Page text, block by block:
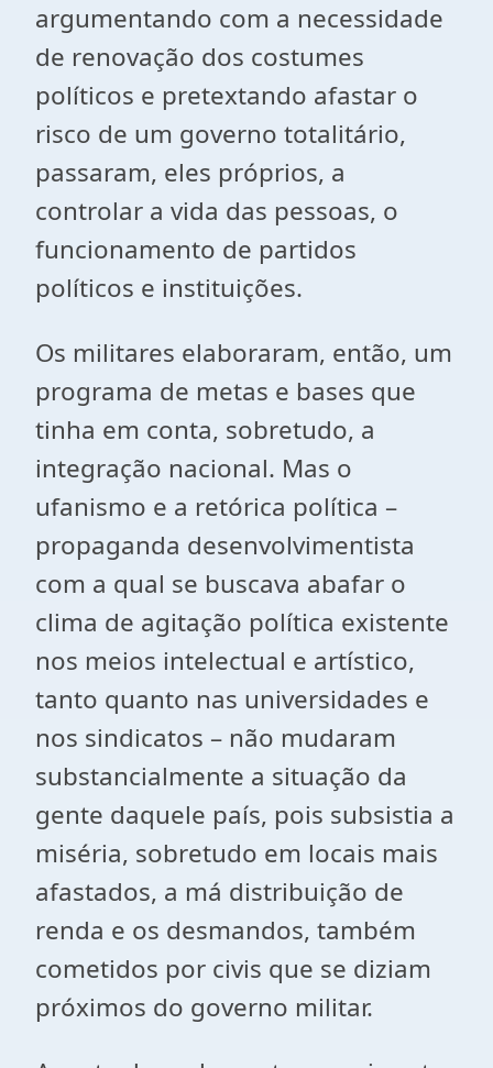
argumentando com a necessidade
de renovação dos costumes
políticos e pretextando afastar o
risco de um governo totalitário,
passaram, eles próprios, a
controlar a vida das pessoas, o
funcionamento de partidos
políticos e instituições.
Os militares elaboraram, então, um
programa de metas e bases que
tinha em conta, sobretudo, a
integração nacional. Mas o
ufanismo e a retórica política –
propaganda desenvolvimentista
com a qual se buscava abafar o
clima de agitação política existente
nos meios intelectual e artístico,
tanto quanto nas universidades e
nos sindicatos – não mudaram
substancialmente a situação da
gente daquele país, pois subsistia a
miséria, sobretudo em locais mais
afastados, a má distribuição de
renda e os desmandos, também
cometidos por civis que se diziam
próximos do governo militar.